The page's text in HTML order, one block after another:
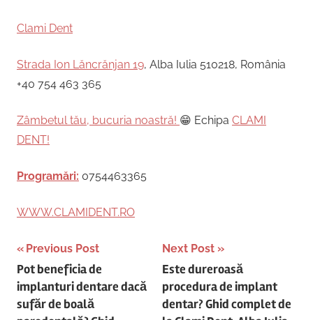
Clami Dent
Strada Ion Lăncrănjan 19, Alba Iulia 510218, România
+40 754 463 365
Zâmbetul tău, bucuria noastră! 😁 Echipa CLAMI
DENT!
Programări: 0754463365
WWW.CLAMIDENT.RO
Post
navigation
Previous Post
Pot beneficia de
implanturi dentare dacă
sufăr de boală
Next Post
Este dureroasă
procedura de implant
dentar? Ghid complet de